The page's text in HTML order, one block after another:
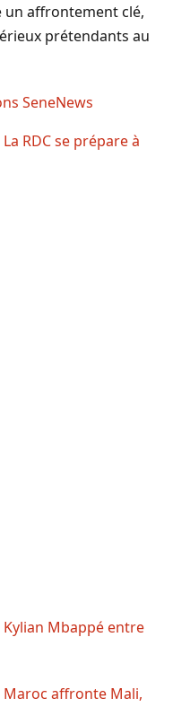
un affrontement clé,
prétendants au
La RDC se prépare à
Kylian Mbappé entre
Maroc affronte Mali,